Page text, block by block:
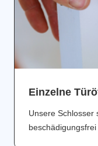
Einzelne
Unsere Schlosser